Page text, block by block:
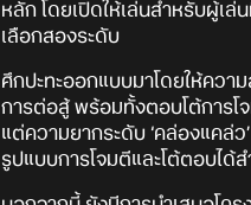
หลัก โดยเปิดให้เล่นสำหรับผู้เ
เลือกสองระดับ
ศึกปะทะออกแบบมาโดยให้ควา
การต่อสู้ พร้อมทั้งตอบโต้การโจ
แต่ความยากระดับ ‘คล่องแคล่
รูปแบบการโจมตีและโต้ตอบได้